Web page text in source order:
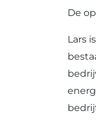
De
Lars